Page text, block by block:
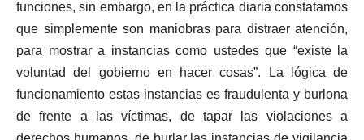
funciones, sin embargo, en la práctica diaria constatamos
que simplemente son maniobras para distraer atención,
para mostrar a instancias como ustedes que “existe la
voluntad del gobierno en hacer cosas”. La lógica de
funcionamiento estas instancias es fraudulenta y burlona
de frente a las víctimas, de tapar las violaciones a